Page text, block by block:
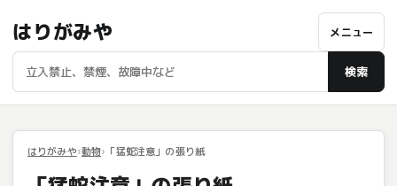
はりがみや
検索
メニュー
はりがみや 動物 「猛蛇注意」の張り紙